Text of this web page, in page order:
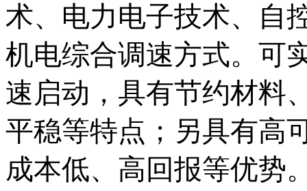
术、电力电子技术、自
机电综合调速方式。可
速启动，具有节约材料
平稳等特点；另具有高
成本低、高回报等优势